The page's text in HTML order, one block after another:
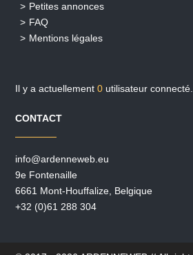
Petites annonces
FAQ
Mentions légales
Il y a actuellement0 utilisateur connecté.
CONTACT
info@ardenneweb.eu
9e Fontenaille
6661 Mont-Houffalize, Belgique
+32 (0)61 288 304